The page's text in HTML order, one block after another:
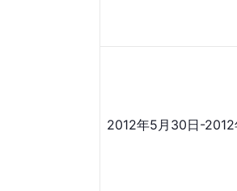
2012年5月30日-